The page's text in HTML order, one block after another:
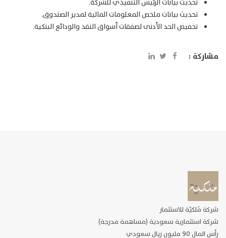
تحديث بيانات ملخص المعلومات المالية لمدير الصندوق.
تخفيض الحد الأدنى لصفقات أسواق النقد والودائع البنكية.
مشاركة :
شركة مُلكيّة للاستثمار
شركة استثمارية سعودية (مساهمة مدرجة)
رأس المال 90 مليون ريال سعودي